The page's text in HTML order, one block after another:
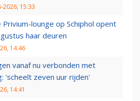
2026, 15:33
Privium-lounge op Schiphol opent
haar deuren
14:46
vanaf nu verbonden met
'scheelt zeven uur rijden'
14:41